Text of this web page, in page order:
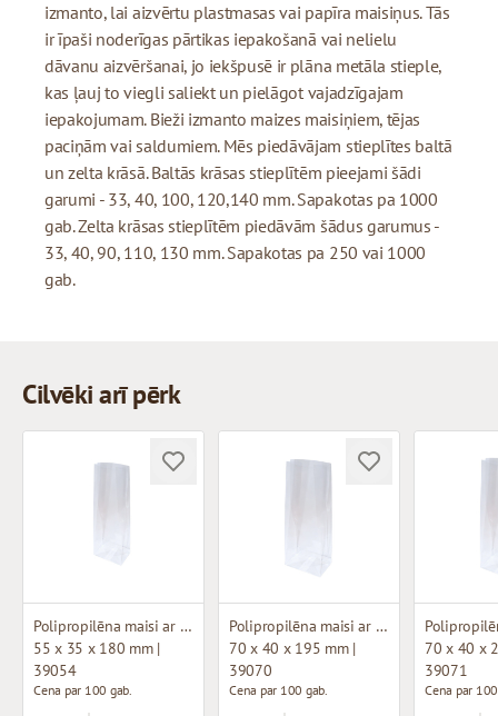
izmanto, lai aizvērtu plastmasas vai papīra maisiņus. Tās
ir īpaši noderīgas pārtikas iepakošanā vai nelielu
dāvanu aizvēršanai, jo iekšpusē ir plāna metāla stieple,
kas ļauj to viegli saliekt un pielāgot vajadzīgajam
iepakojumam. Bieži izmanto maizes maisiņiem, tējas
paciņām vai saldumiem. Mēs piedāvājam stieplītes baltā
un zelta krāsā. Baltās krāsas stieplītēm pieejami šādi
garumi - 33, 40, 100, 120,140 mm. Sapakotas pa 1000
gab. Zelta krāsas stieplītēm piedāvām šādus garumus -
33, 40, 90, 110, 130 mm. Sapakotas pa 250 vai 1000
gab.
Cilvēki arī pērk
Polipropilēna maisi ar plakanu pamatni
55 x 35 x 180 mm |
39054
Cena par 100 gab.
Polipropilēna maisi ar plakanu pamatni
70 x 40 x 195 mm |
39070
Cena par 100 gab.
70 x 40 x
39071
Cena par